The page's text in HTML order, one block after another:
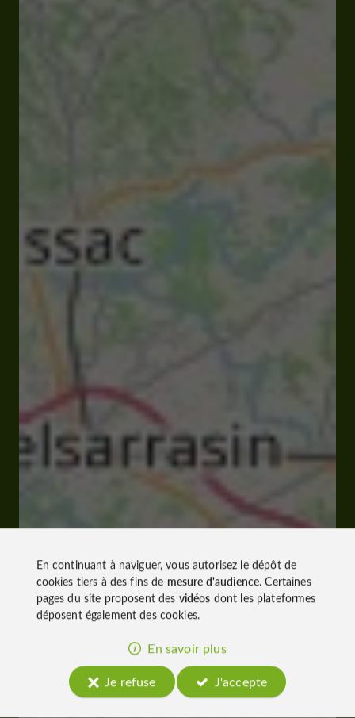
En continuant à naviguer, vous autorisez le dépôt de
cookies tiers à des fins de mesure d'audience. Certaines
pages du site proposent des vidéos dont les plateformes
déposent également des cookies.
En savoir plus
Je refuse
J'accepte